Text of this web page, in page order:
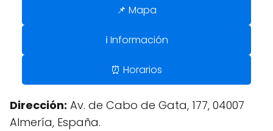
📌 Mapa
ℹ️ Información
⏰ Horarios
Dirección: Av. de Cabo de Gata, 177, 04007
Almería, España.